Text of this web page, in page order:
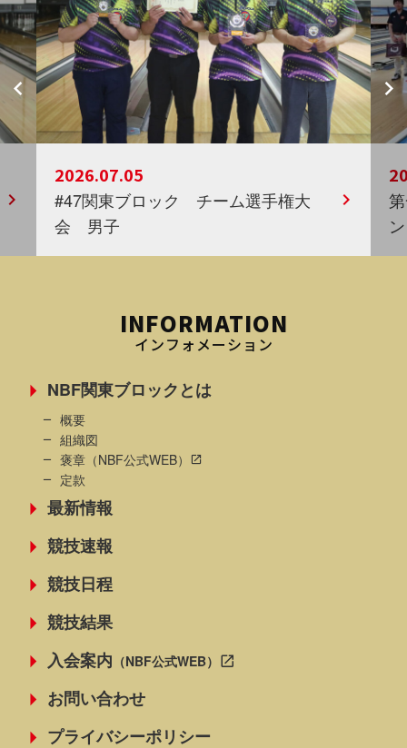
2026.07.05
#47関東ブロック チーム選手権大
会 男子
INFORMATION
インフォメーション
NBF関東ブロックとは
概要
組織図
褒章 （NBF公式WEB）
定款
最新情報
競技速報
競技日程
競技結果
入会案内 （NBF公式WEB）
お問い合わせ
プライバシーポリシー